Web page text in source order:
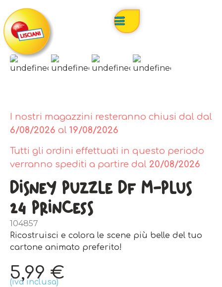
I nostri magazzini resteranno chiusi dal dal
6/08/2026 al 19/08/2026
Tutti gli ordini effettuati in questo periodo
verranno spediti a partire dal 20/08/2026
Disney Puzzle Df M-Plus
24 Princess
104857
Ricostruisci e colora le scene più belle del tuo
cartone animato preferito!
5,99 €
(iva inclusa)